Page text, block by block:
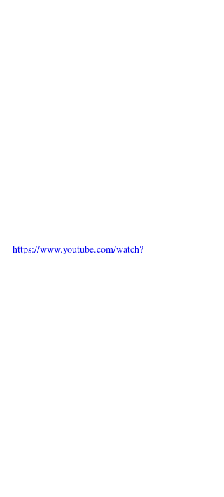
https://www.youtube.com/watch?